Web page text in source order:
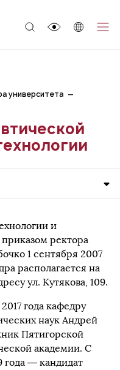
университета
и
ректора
1 сентября 2007
располагается на
ул. Кутякова, 109.
года кафедру
наук Андрей
Пятигорской
академии. С
года — кандидат